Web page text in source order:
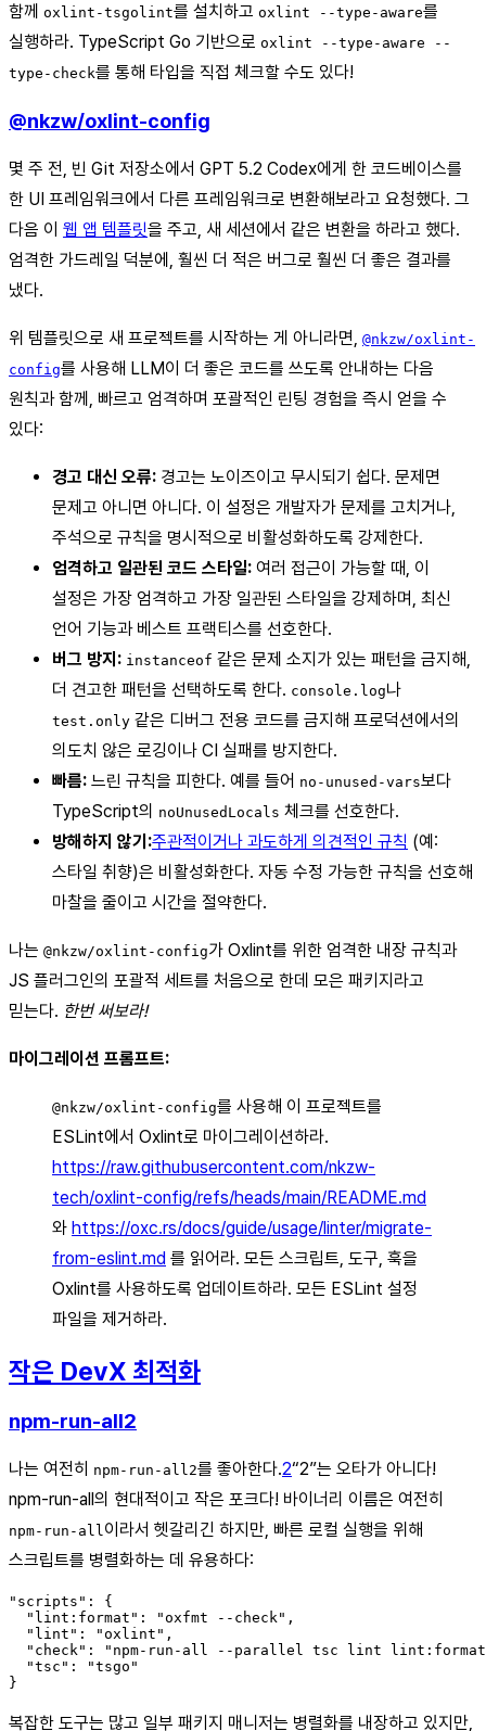
함께 oxlint-tsgolint를 설치하고 oxlint --type-aware를
실행하라. TypeScript Go 기반으로 oxlint --type-aware --
type-check를 통해 타입을 직접 체크할 수도 있다!
@nkzw/oxlint-config
몇 주 전, 빈 Git 저장소에서 GPT 5.2 Codex에게 한 코드베이스를
한 UI 프레임워크에서 다른 프레임워크로 변환해보라고 요청했다. 그
다음 이 웹 앱 템플릿을 주고, 새 세션에서 같은 변환을 하라고 했다.
엄격한 가드레일 덕분에, 훨씬 더 적은 버그로 훨씬 더 좋은 결과를
냈다.
위 템플릿으로 새 프로젝트를 시작하는 게 아니라면,
@nkzw/oxlint-
config를 사용해 LLM이 더 좋은 코드를 쓰도록 안내하는 다음
원칙과 함께, 빠르고 엄격하며 포괄적인 린팅 경험을 즉시 얻을 수
있다:
경고 대신 오류: 경고는 노이즈이고 무시되기 쉽다. 문제면
문제고 아니면 아니다. 이 설정은 개발자가 문제를 고치거나,
주석으로 규칙을 명시적으로 비활성화하도록 강제한다.
엄격하고 일관된 코드 스타일: 여러 접근이 가능할 때, 이
설정은 가장 엄격하고 가장 일관된 스타일을 강제하며, 최신
언어 기능과 베스트 프랙티스를 선호한다.
버그 방지: instanceof 같은 문제 소지가 있는 패턴을 금지해,
더 견고한 패턴을 선택하도록 한다. console.log나
test.only 같은 디버그 전용 코드를 금지해 프로덕션에서의
의도치 않은 로깅이나 CI 실패를 방지한다.
빠름: 느린 규칙을 피한다. 예를 들어 no-unused-vars보다
TypeScript의
noUnusedLocals 체크를 선호한다.
방해하지 않기:주관적이거나 과도하게 의견적인 규칙 (예:
스타일 취향)은 비활성화한다. 자동 수정 가능한 규칙을 선호해
마찰을 줄이고 시간을 절약한다.
나는 @nkzw/oxlint-config가 Oxlint를 위한 엄격한 내장 규칙과
JS 플러그인의 포괄적 세트를 처음으로 한데 모은 패키지라고
믿는다. 한번 써보라!
마이그레이션 프롬프트:
@nkzw/oxlint-config를 사용해 이 프로젝트를
ESLint에서 Oxlint로 마이그레이션하라.
https://raw.githubusercontent.com/nkzw-
tech/oxlint-config/refs/heads/main/README.md
와 https://oxc.rs/docs/guide/usage/linter/migrate-
from-eslint.md 를 읽어라. 모든 스크립트, 도구, 훅을
Oxlint를 사용하도록 업데이트하라. 모든 ESLint 설정
파일을 제거하라.
작은 DevX 최적화
npm-run-all2
나는 여전히 npm-run-all2를 좋아한다.2“2”는 오타가 아니다!
npm-run-all의 현대적이고 작은 포크다! 바이너리 이름은 여전히
npm-run-all이라서 헷갈리긴 하지만, 빠른 로컬 실행을 위해
스크립트를 병렬화하는 데 유용하다:
"scripts": {
  "lint:format": "oxfmt --check",
  "lint": "oxlint",
"check": "npm-run-all --parallel tsc lint
  "tsc": "tsgo"
복잡한 도구는 많고 일부 패키지 매니저는 병렬화를 내장하고 있지만,